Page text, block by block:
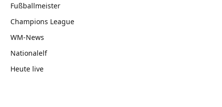
Fußballmeister
Champions League
WM-News
Nationalelf
Heute live